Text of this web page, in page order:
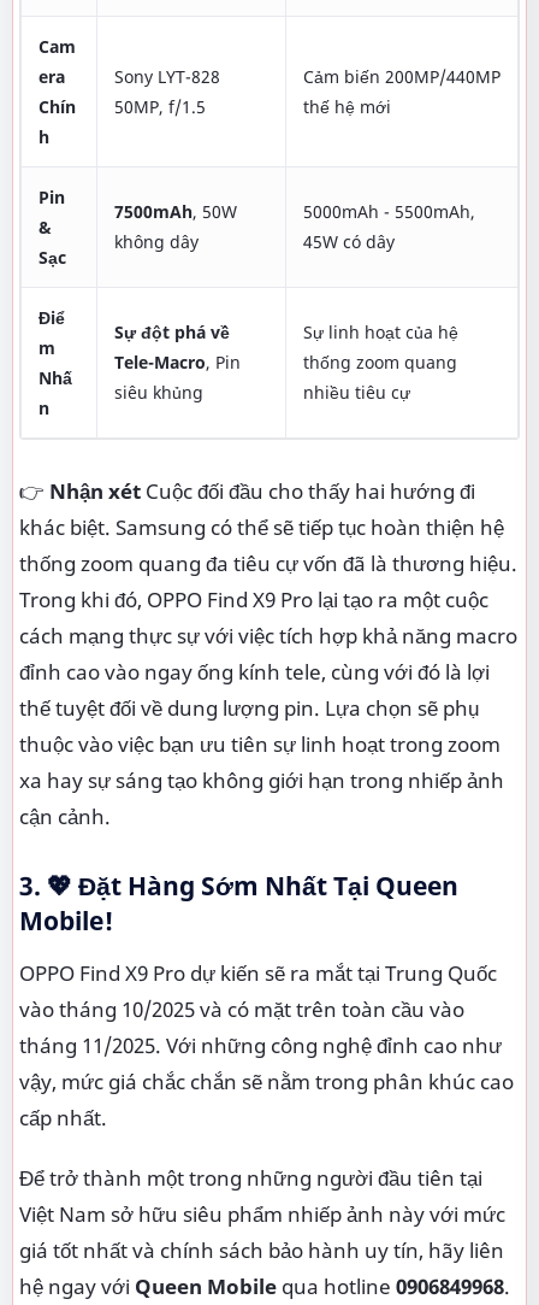
Cam
era
Chín
h
Sony LYT-828
50MP, f/1.5
Cảm biến 200MP/440MP
thế hệ mới
Pin
&
Sạc
7500mAh, 50W
không dây
5000mAh - 5500mAh,
45W có dây
Điể
m
Nhấ
n
Sự đột phá về
Tele-Macro, Pin
siêu khủng
Sự linh hoạt của hệ
thống zoom quang
nhiều tiêu cự
👉 Nhận xét Cuộc đối đầu cho thấy hai hướng đi
khác biệt. Samsung có thể sẽ tiếp tục hoàn thiện hệ
thống zoom quang đa tiêu cự vốn đã là thương hiệu.
Trong khi đó, OPPO Find X9 Pro lại tạo ra một cuộc
cách mạng thực sự với việc tích hợp khả năng macro
đỉnh cao vào ngay ống kính tele, cùng với đó là lợi
thế tuyệt đối về dung lượng pin. Lựa chọn sẽ phụ
thuộc vào việc bạn ưu tiên sự linh hoạt trong zoom
xa hay sự sáng tạo không giới hạn trong nhiếp ảnh
cận cảnh.
3. 💖 Đặt Hàng Sớm Nhất Tại Queen
Mobile!
OPPO Find X9 Pro dự kiến sẽ ra mắt tại Trung Quốc
vào tháng 10/2025 và có mặt trên toàn cầu vào
tháng 11/2025. Với những công nghệ đỉnh cao như
vậy, mức giá chắc chắn sẽ nằm trong phân khúc cao
cấp nhất.
Để trở thành một trong những người đầu tiên tại
Việt Nam sở hữu siêu phẩm nhiếp ảnh này với mức
giá tốt nhất và chính sách bảo hành uy tín, hãy liên
hệ ngay với Queen Mobile qua hotline 0906849968.